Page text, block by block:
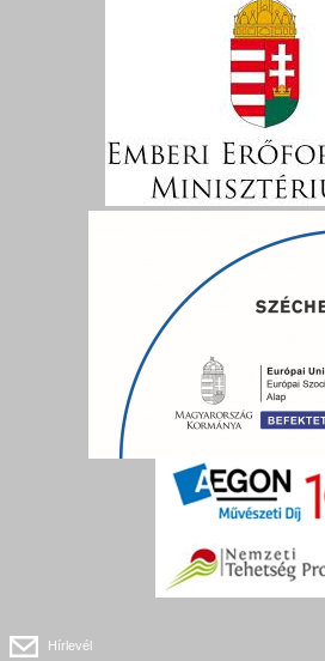
Hírlevél